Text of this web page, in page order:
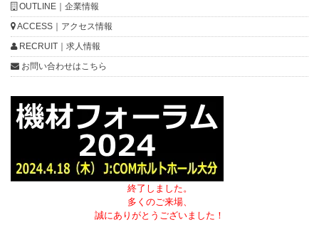
OUTLINE｜企業情報
ACCESS｜アクセス情報
RECRUIT｜求人情報
お問い合わせはこちら
終了しました。
多くのご来場、
誠にありがとうございました！